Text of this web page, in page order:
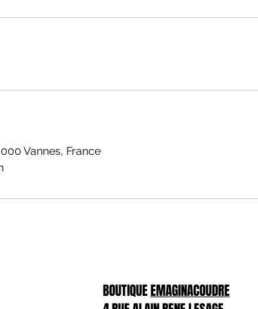
Vannes, France
BOUTIQUEEMAGINACOUDRE